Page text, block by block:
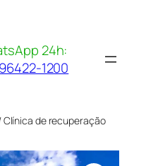
24h:
1200
Clínica de recuperação